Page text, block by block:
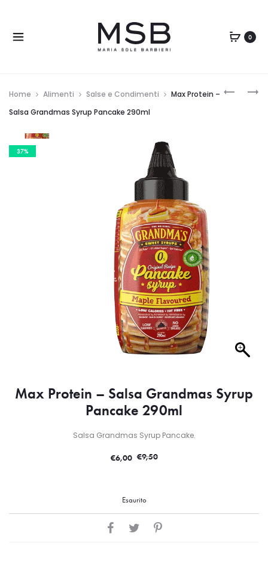
0
Home Alimenti Salse e Condimenti
Max Protein –
Salsa Grandmas Syrup Pancake 290ml
37%
Max Protein – Salsa Grandmas Syrup
Pancake 290ml
Salsa Grandmas Syrup Pancake.
€9,50
€6,00
Esaurito